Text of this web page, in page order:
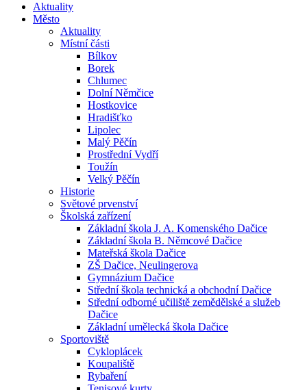
Aktuality
Město
Aktuality
Místní části
Bílkov
Borek
Chlumec
Dolní Němčice
Hostkovice
Hradišťko
Lipolec
Malý Pěčín
Prostřední Vydří
Toužín
Velký Pěčín
Historie
Světové prvenství
Školská zařízení
Základní škola J. A. Komenského Dačice
Základní škola B. Němcové Dačice
Mateřská škola Dačice
ZŠ Dačice, Neulingerova
Gymnázium Dačice
Střední škola technická a obchodní Dačice
Střední odborné učiliště zemědělské a služeb
Dačice
Základní umělecká škola Dačice
Sportoviště
Cykloplácek
Koupaliště
Rybaření